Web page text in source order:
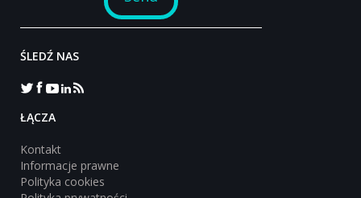
ŚLEDŹ NAS
‎ŁĄCZA
Kontakt
Informacje prawne
Polityka cookies